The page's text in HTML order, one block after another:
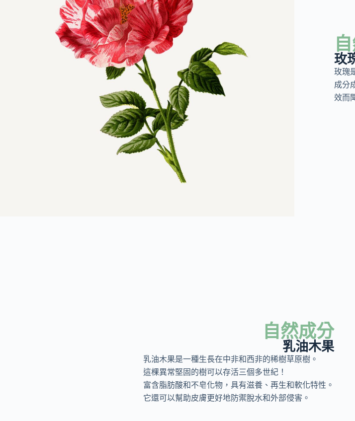
玫
玫瑰
成分
效而
自然成分
乳油木果
乳油木果是一種生長在中非和西非的稀樹草原樹。
這棵異常堅固的樹可以存活三個多世紀！
富含脂肪酸和不皂化物，具有滋養、再生和軟化特性。
它還可以幫助皮膚更好地防禦脫水和外部侵害。